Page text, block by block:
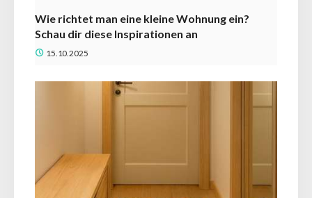
Wie richtet man eine kleine Wohnung ein?
Schau dir diese Inspirationen an
15.10.2025